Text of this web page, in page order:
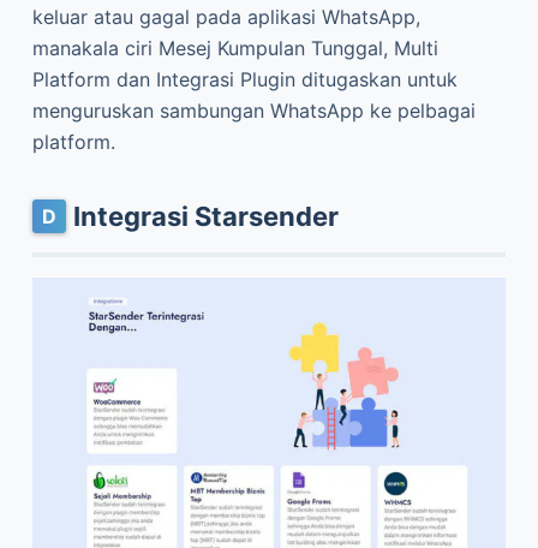
keluar atau gagal pada aplikasi WhatsApp,
manakala ciri Mesej Kumpulan Tunggal, Multi
Platform dan Integrasi Plugin ditugaskan untuk
menguruskan sambungan WhatsApp ke pelbagai
platform.
Integrasi Starsender